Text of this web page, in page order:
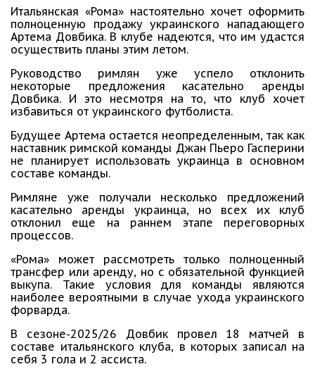
Итальянская «Рома» настоятельно хочет оформить
полноценную продажу украинского нападающего
Артема Довбика. В клубе надеются, что им удастся
осуществить планы этим летом.
Руководство римлян уже успело отклонить
некоторые предложения касательно аренды
Довбика. И это несмотря на то, что клуб хочет
избавиться от украинского футболиста.
Будущее Артема остается неопределенным, так как
наставник римской команды Джан Пьеро Гасперини
не планирует использовать украинца в основном
составе команды.
Римляне уже получали несколько предложений
касательно аренды украинца, но всех их клуб
отклонил еще на раннем этапе переговорных
процессов.
«Рома» может рассмотреть только полноценный
трансфер или аренду, но с обязательной функцией
выкупа. Такие условия для команды являются
наиболее вероятными в случае ухода украинского
форварда.
В сезоне-2025/26 Довбик провел 18 матчей в
составе итальянского клуба, в которых записал на
себя 3 гола и 2 ассиста.